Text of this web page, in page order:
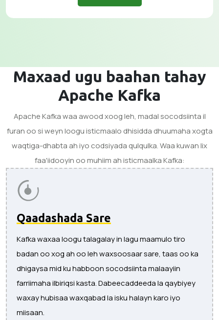
Maxaad ugu baahan tahay
Apache Kafka
Apache Kafka waa awood xoog leh, madal socodsiinta il
furan oo si weyn loogu isticmaalo dhisidda dhuumaha xogta
waqtiga-dhabta ah iyo codsiyada qulqulka. Waa kuwan lix
faa'iidooyin oo muhiim ah isticmaalka Kafka:
Qaadashada Sare
Kafka waxaa loogu talagalay in lagu maamulo tiro
badan oo xog ah oo leh waxsoosaar sare, taas oo ka
dhigaysa mid ku habboon socodsiinta malaayiin
farriimaha ilbiriqsi kasta. Dabeecaddeeda la qaybiyey
waxay hubisaa waxqabad la isku halayn karo iyo
miisaan.